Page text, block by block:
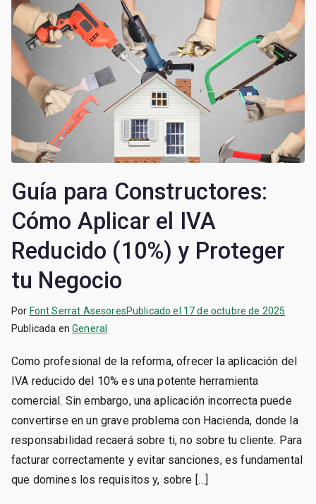
Guía para Constructores:
Cómo Aplicar el IVA
Reducido (10%) y Proteger
tu Negocio
Por Font Serrat AsesoresPublicado el 17 de octubre de 2025
Publicada enGeneral
Como profesional de la reforma, ofrecer la aplicación del
IVA reducido del 10% es una potente herramienta
comercial. Sin embargo, una aplicación incorrecta puede
convertirse en un grave problema con Hacienda, donde la
responsabilidad recaerá sobre ti, no sobre tu cliente. Para
facturar correctamente y evitar sanciones, es fundamental
que domines los requisitos y, sobre […]